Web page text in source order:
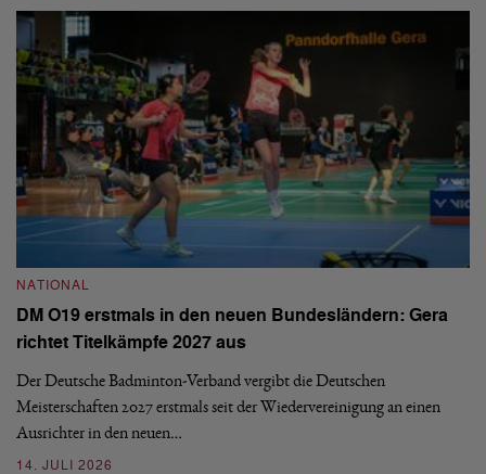
NATIONAL
DM O19 erstmals in den neuen Bundesländern: Gera
richtet Titelkämpfe 2027 aus
Der Deutsche Badminton-Verband vergibt die Deutschen
Meisterschaften 2027 erstmals seit der Wiedervereinigung an einen
Ausrichter in den neuen…
14. JULI 2026